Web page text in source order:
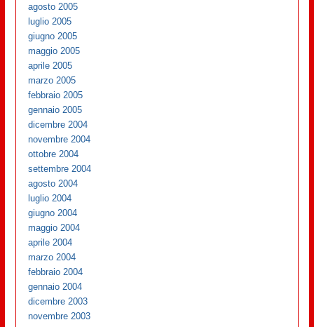
agosto 2005
luglio 2005
giugno 2005
maggio 2005
aprile 2005
marzo 2005
febbraio 2005
gennaio 2005
dicembre 2004
novembre 2004
ottobre 2004
settembre 2004
agosto 2004
luglio 2004
giugno 2004
maggio 2004
aprile 2004
marzo 2004
febbraio 2004
gennaio 2004
dicembre 2003
novembre 2003